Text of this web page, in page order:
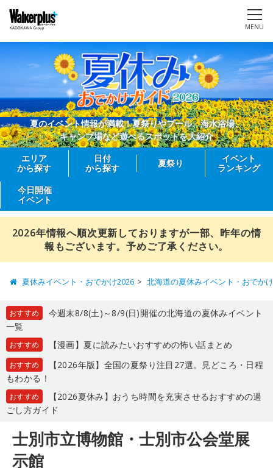
MENU
夏のイベント情報が満載！夏祭りやプール、海水浴場、
キャンプ場など遊べるスポットを大紹介
エリア
から探す
日付
から探す
夏祭り
イベント
ランキング
今日開催
イベント
2026年情報へ順次更新しておりますが一部、昨年の情
報もございます。予めご了承ください。
夏休みイベント・おでかけ2026 北海道の夏休みイベント・おでか
おすすめ
今週末8/8(土)～8/9(日)開催の北海道の夏休みイベント
一覧
おすすめ 【漫画】夏に読みたいおすすめの怖い話まとめ
おすすめ
【2026年版】全国の夏祭り注目27選。見どころ・日程
もわかる！
おすすめ
【2026夏休み】おうち時間を充実させるおすすめの過
ごし方ガイド
士別市立博物館・士別市公会堂展
示館